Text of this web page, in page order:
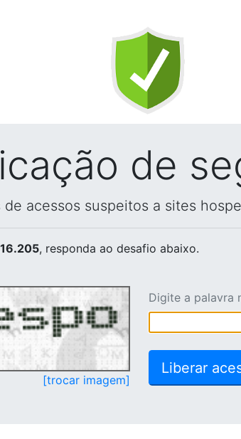
de
acessos suspeitos a sites
, responda ao desafio abaixo.
[trocar imagem]
Digite a palavra